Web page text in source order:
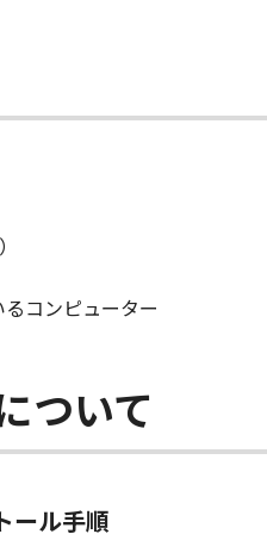
ウェア」に含まれるキヤ
係る権原および所有権は、
府または関連する外国政府
アップデート
コンピューター
ついて
ール手順